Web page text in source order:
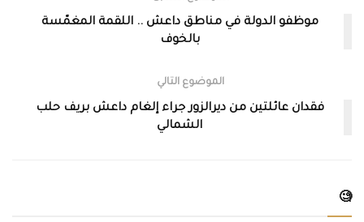
موظفو الدولة في مناطق داعش .. اللقمة المغمّسة
بالخوف
الموضوع التالي
فقدان عائلتين من ديرالزور جراء إلغام داعش بريف حلب
الشمالي
🧐